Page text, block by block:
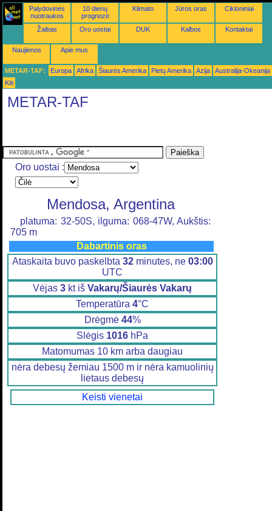
Palydovinės
nuotraukos
10 dienų
prognozė
Klimato Jūros oras Cikloniniai
Žaibas Oro uostai DUK Kalbos Kontaktai
Naujienos Apie mus
METAR-TAF: Europa Afrika Šiaurės Amerika Pietų Amerika Azija
Australija-Okeanija
Kiti
METAR-TAF
Oro uostai :
Mendosa, Argentina
platuma: 32-50S, ilguma: 068-47W, Aukštis:
705 m
Dabartinis oras
Ataskaita buvo paskelbta 32minutes, ne 03:00
UTC
Vėjas 3 kt iš Vakarų/Šiaurės Vakarų
Temperatūra 4°C
Drėgmė 44%
Slėgis 1016 hPa
Matomumas 10 km arba daugiau
nėra debesų žemiau 1500 m ir nėra kamuolinių
lietaus debesų
Keisti vienetai